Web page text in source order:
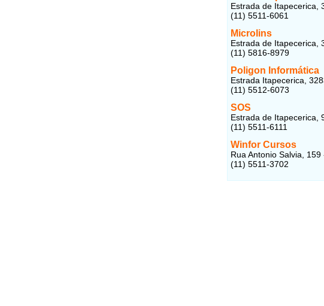
Estrada de Itapecerica,
(11) 5511-6061
Microlins
Estrada de Itapecerica,
(11) 5816-8979
Poligon Informática
Estrada Itapecerica,
(11) 5512-6073
SOS
Estrada de Itapecerica,
(11) 5511-6111
Winfor Cursos
Rua Antonio Salvia,
(11) 5511-3702